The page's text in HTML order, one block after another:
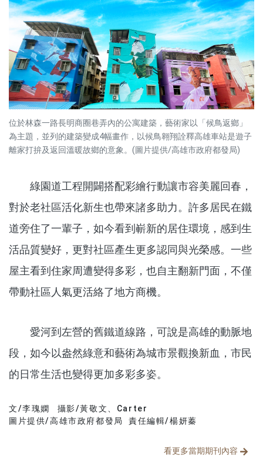
位於林森一路長明商圈巷弄內的公寓建築，藝術家以「候鳥返鄉」
為主題，並列的建築變成4幅畫作，以候鳥翱翔詮釋高雄車站是遊子
離家打拚及返回溫暖故鄉的意象。(圖片提供/高雄市政府都發局)
綠園道工程開闢搭配彩繪行動讓市容美麗回春，
對於老社區活化新生也帶來諸多助力。許多居民在鐵
道旁住了一輩子，如今看到嶄新的居住環境，感到生
活品質變好，更對社區產生更多認同與光榮感。一些
屋主看到住家周遭變得多彩，也自主翻新門面，不僅
帶動社區人氣更活絡了地方商機。
愛河到左營的舊鐵道線路，可說是高雄的動脈地
段，如今以盎然綠意和藝術為城市景觀換新血，市民
的日常生活也變得更加多彩多姿。
文/李瑰嫻
攝影/黃敬文、Carter
圖片提供/高雄市政府都發局 責任編輯/楊妍蓁
看更多當期期刊內容
文章分類
分享文章